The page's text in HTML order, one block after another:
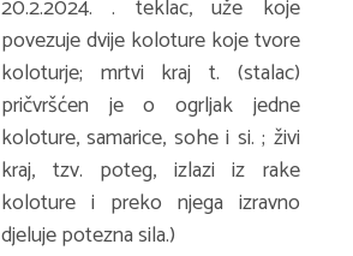
20.2.2024.. teklac, uže koje
povezuje dvije koloture koje tvore
koloturje; mrtvi kraj t. (stalac)
pričvršćen je o ogrljak jedne
koloture, samarice, sohe i si. ; živi
kraj, tzv. poteg, izlazi iz rake
koloture i preko njega izravno
djeluje potezna sila.)